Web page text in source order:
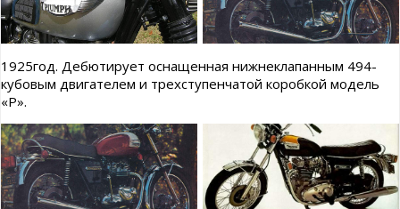
1925год. Дебютирует оснащенная нижнеклапанным 494-
кубовым двигателем и трехступенчатой коробкой модель
«Р».